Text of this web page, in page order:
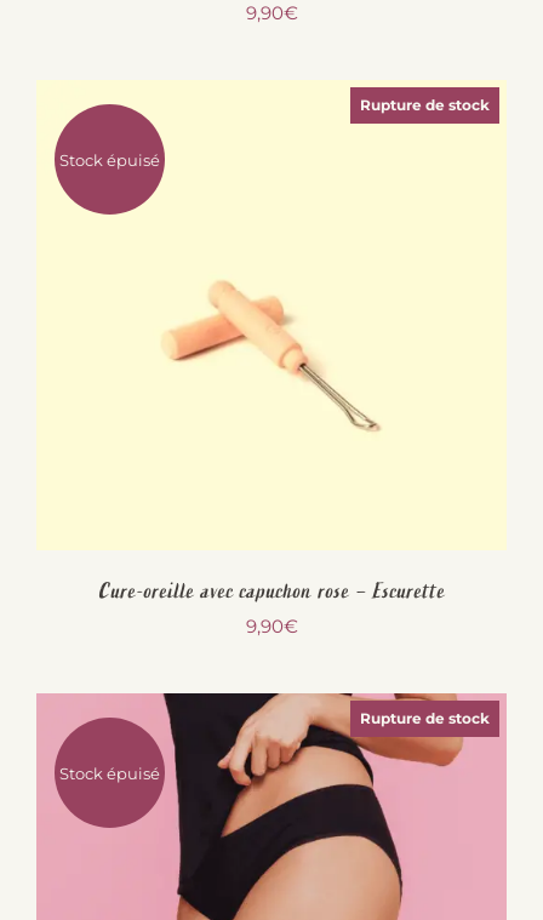
9,90€
Stock épuisé
Rupture de stock
Cure-oreille avec capuchon rose – Escurette
9,90€
Stock épuisé
Rupture de stock